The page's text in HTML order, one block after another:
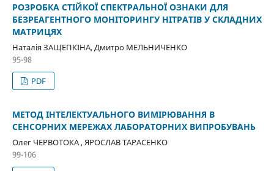
РОЗРОБКА СТІЙКОЇ СПЕКТРАЛЬНОЇ ОЗНАКИ ДЛЯ
БЕЗРЕАГЕНТНОГО МОНІТОРИНГУ НІТРАТІВ У СКЛАДНИХ
МАТРИЦЯХ
Наталія ЗАЩЕПКІНА, Дмитро МЕЛЬНИЧЕНКО
95-98
PDF
МЕТОД ІНТЕЛЕКТУАЛЬНОГО ВИМІРЮВАННЯ В
СЕНСОРНИХ МЕРЕЖАХ ЛАБОРАТОРНИХ ВИПРОБУВАНЬ
Олег ЧЕРВОТОКА , ЯРОСЛАВ ТАРАСЕНКО
99-106